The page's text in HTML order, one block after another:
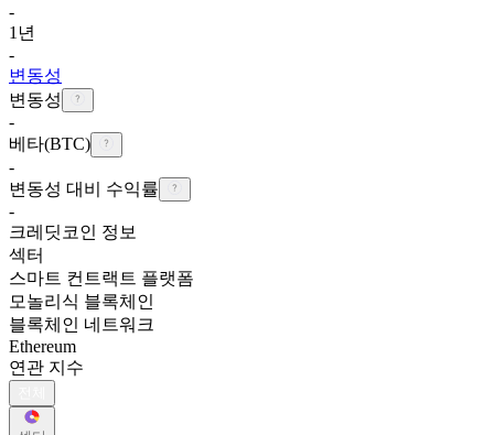
-
1년
-
변동성
변동성
-
베타(BTC)
-
변동성 대비 수익률
-
크레딧코인 정보
섹터
스마트 컨트랙트 플랫폼
모놀리식 블록체인
블록체인 네트워크
Ethereum
연관 지수